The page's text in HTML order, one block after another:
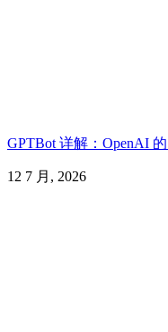
GPTBot 详解：OpenAI
12 7 月, 2026